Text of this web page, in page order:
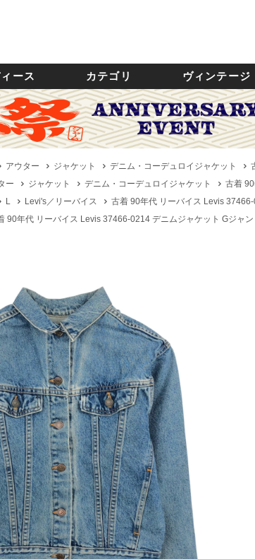
ース カテゴリ ヴィンテージ
アウター ジャケット デニム・コーデュロイジャケット
ー ジャケット デニム・コーデュロイジャケット
古着
L Levi's／リーバイス 古着 90年代 リーバイス Levis
90年代 リーバイス Levis 37466-0214 デニムジャケット Gジャ